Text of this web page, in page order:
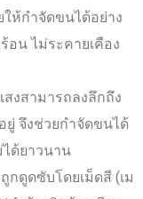
ห้กำจัดขนได้อย่าง
อน ไม่ระคายเคือง
สงสามารถลงลึกถึง
จึงช่วยกำจัดขนได้
ได้ยาวนาน
กดูดซับโดยเม็ดสี (เม